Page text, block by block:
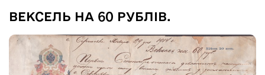
ВЕКСЕЛЬ НА 60 РУБЛІВ.